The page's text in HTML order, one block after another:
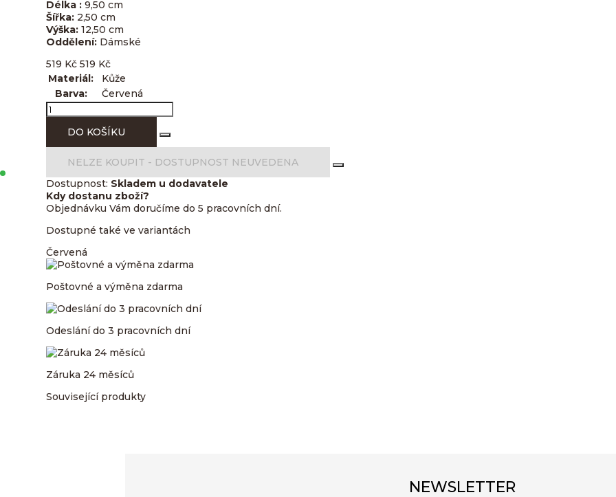
Délka :9,50 cm
Šířka: 2,50 cm
Výška:12,50 cm
Oddělení: Dámské
519 Kč 519 Kč
Materiál:
Kůže
Barva:
Červená
DO KOŠÍKU
NELZE KOUPIT - DOSTUPNOST NEUVEDENA
Dostupnost: Skladem u dodavatele
Kdy dostanu zboží?
Objednávku Vám doručíme do 5 pracovních dní.
Dostupné také ve variantách
Červená
Poštovné a výměna zdarma
Odeslání do 3 pracovních dní
Záruka 24 měsíců
Související produkty
NEWSLETTER